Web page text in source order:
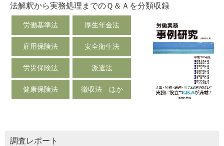
法解釈から実務処理までのＱ＆Ａを分類収録
労働基準法 厚生年金法
雇用保険法 安全衛生法
労災保険法 派遣法
健康保険法 徴収法 ほか
調査レポート